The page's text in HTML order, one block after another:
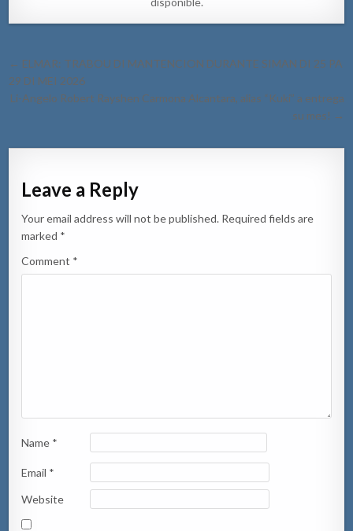
Post
navigation
← ELMAR: TRABOU DI MANTENCION DURANTE SIMAN DI 25 PA
29 DI MEI 2026
Li-Angelo Robert Rayshen Carmona Alcantara, alias “Kuki” a entrega
su mes! →
Leave a Reply
Your email address will not be published. Required fields are
marked *
Comment *
Name *
Email *
Website